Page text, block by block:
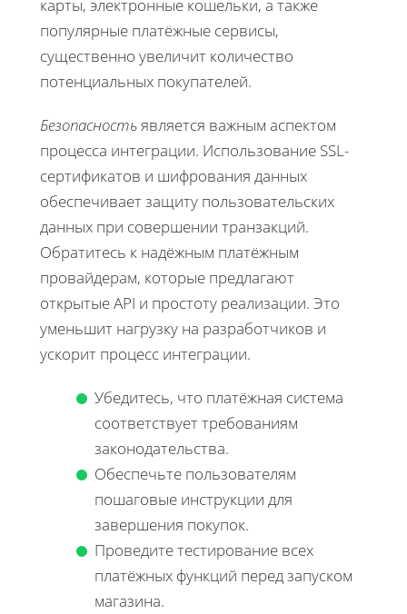
карты, электронные кошельки, а также
популярные платёжные сервисы,
существенно увеличит количество
потенциальных покупателей.
Безопасностьявляется важным аспектом
процесса интеграции. Использование SSL-
сертификатов и шифрования данных
обеспечивает защиту пользовательских
данных при совершении транзакций.
Обратитесь к надёжным платёжным
провайдерам, которые предлагают
открытые API и простоту реализации. Это
уменьшит нагрузку на разработчиков и
ускорит процесс интеграции.
Убедитесь, что платёжная система
соответствует требованиям
законодательства.
Обеспечьте пользователям
пошаговые инструкции для
завершения покупок.
Проведите тестирование всех
платёжных функций перед запуском
магазина.